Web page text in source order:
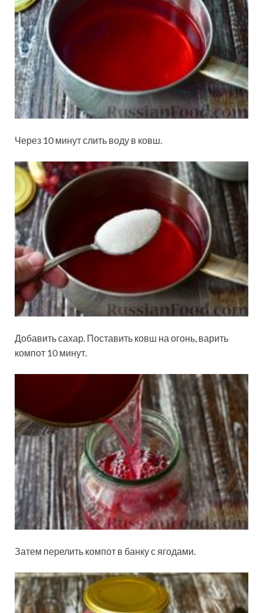
Через 10 минут слить воду в ковш.
Добавить сахар. Поставить ковш на огонь, варить
компот 10 минут.
Затем перелить компот в банку с ягодами.